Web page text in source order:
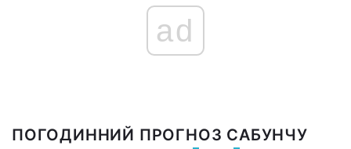
ad
ПОГОДИННИЙ ПРОГНОЗ САБУНЧУ